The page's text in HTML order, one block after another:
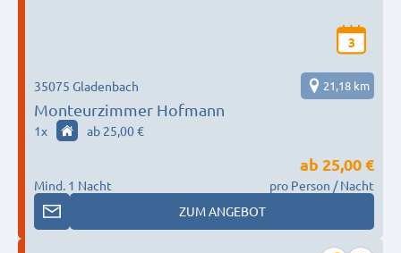
3
Monteurzimmer Hofmann
35075 Gladenbach 21,18 km
1x ab 25,00 €
Mind. 1 Nacht
ab 25,00 €
pro Person / Nacht
ZUM ANGEBOT